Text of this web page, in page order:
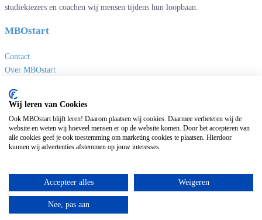
studiekiezers en coachen wij mensen tijdens hun loopbaan.
MBOstart
Contact
Over MBOstart
Disclaimer en privacy
MBO links
Sites van Keuzes
Universitaire opleidingen
Deeltijdopleidingen
HBO opleidingen
Wij leren van Cookies
Ook MBOstart blijft leren! Daarom plaatsen wij cookies. Daarmee verbeteren wij de
website en weten wij hoeveel mensen er op de website komen. Door het accepteren van
alle cookies geef je ook toestemming om marketing cookies te plaatsen. Hierdoor
kunnen wij advertenties afstemmen op jouw interesses.
Accepteer alles Weigeren
Nee, pas aan